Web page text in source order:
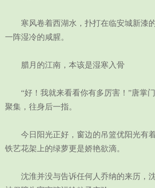
寒风卷着西湖水，扑打在临安城新漆
一阵湿冷的咸腥。
腊月的江南，本该是湿寒入骨
“好！我就来看看你有多厉害！”唐掌门
聚集，往身后一指。
今日阳光正好，窗边的吊篮优阳光有着
铁艺花架上的绿萝更是娇艳欲滴。
沈淮并没与告诉任何人乔纳的来历，